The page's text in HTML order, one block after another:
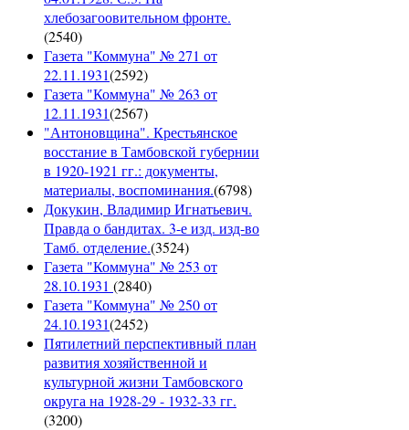
хлебозагоовительном фронте.
(2540)
Газета "Коммуна" № 271 от
22.11.1931(2592)
Газета "Коммуна" № 263 от
12.11.1931(2567)
"Антоновщина". Крестьянское
восстание в Тамбовской губернии
в 1920-1921 гг.: документы,
материалы, воспоминания.(6798)
Докукин, Владимир Игнатьевич.
Правда о бандитах. 3-е изд. изд-во
Тамб. отделение.(3524)
Газета "Коммуна" № 253 от
28.10.1931 (2840)
Газета "Коммуна" № 250 от
24.10.1931(2452)
Пятилетний перспективный план
развития хозяйственной и
культурной жизни Тамбовского
округа на 1928-29 - 1932-33 гг.
(3200)